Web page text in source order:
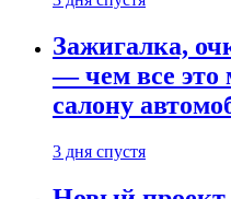
Зажигалка,
— чем все это
салону
3 дня спустя